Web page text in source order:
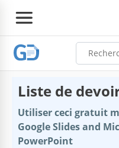
Liste de
Utiliser ceci gratuit
Google Slides and
PowerPoint